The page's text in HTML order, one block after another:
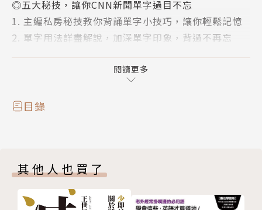
◎五大秘技，讓你CNN新聞單字過目不忘
1. 主編私房秘技教你背誦單字小技巧，讓你輕鬆記憶
2. 單字用法詳盡解說，加深單字印象，背過不再忘
4. 相關說明單字使用法，搞懂定義，靈活運用各場合
5. 新聞標題實例資訊補充，同時補充該新聞事件其他
CNN（美國有線電視新聞網）新聞頻道，是許多剛去
正腔圓的報導，且新聞內容往往是當下時事流行語，快
閱讀更多
目錄
其他人也買了